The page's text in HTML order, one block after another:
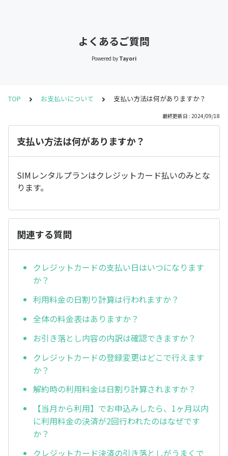
よくあるご質問
Powered by Tayori
TOP お支払いについて 支払い方法は何がありますか？
最終更新日 : 2024/09/18
支払い方法は何がありますか？
SIMレンタルプランはクレジットカード払いのみとな
ります。
関連する質問
クレジットカードの支払い日はいつになります
か？
利用料金の日割り計算は行われますか？
全体の料金表はありますか？
お引き落とし内容の内訳は確認できますか？
クレジットカードの登録変更はどこで行えます
か？
解約時の利用料金は日割り計算されますか？
【当月から利用】でお申込みしたら、1ヶ月以内
に利用料金の決済が2回行われたのはなぜです
か？
クレジットカード決済の引き落としがうまくで